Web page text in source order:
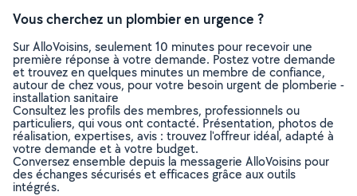
Vous cherchez un plombier en urgence ?
Sur AlloVoisins, seulement 10 minutes pour recevoir une
première réponse à votre demande. Postez votre demande
et trouvez en quelques minutes un membre de confiance,
autour de chez vous, pour votre besoin urgent de plomberie -
installation sanitaire
Consultez les profils des membres, professionnels ou
particuliers, qui vous ont contacté. Présentation, photos de
réalisation, expertises, avis : trouvez l'offreur idéal, adapté à
votre demande et à votre budget.
Conversez ensemble depuis la messagerie AlloVoisins pour
des échanges sécurisés et efficaces grâce aux outils
intégrés.